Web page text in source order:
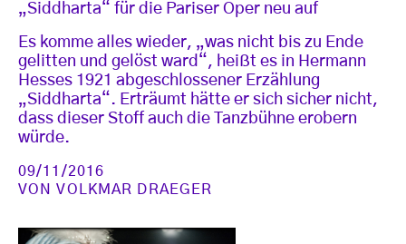
„Siddharta“ für die Pariser Oper neu auf
Es komme alles wieder, „was nicht bis zu Ende
gelitten und gelöst ward“, heißt es in Hermann
Hesses 1921 abgeschlossener Erzählung
„Siddharta“. Erträumt hätte er sich sicher nicht,
dass dieser Stoff auch die Tanzbühne erobern
würde.
09/11/2016
VONVOLKMAR DRAEGER